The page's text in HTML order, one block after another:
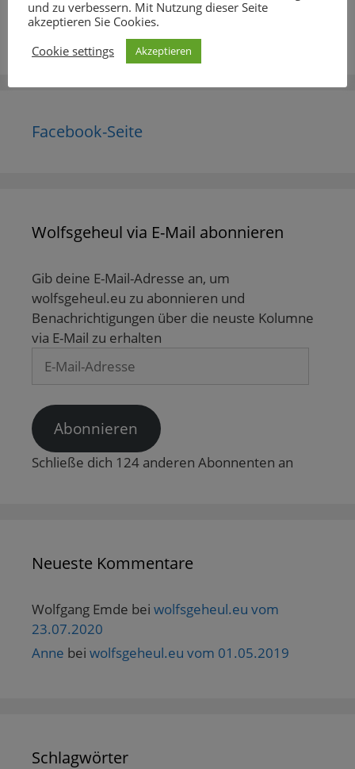
Suche
nach:
Facebook-Seite
Wolfsgeheul via E-Mail abonnieren
Gib deine E-Mail-Adresse an, um
wolfsgeheul.eu zu abonnieren und
Benachrichtigungen über die neuste Kolumne
via E-Mail zu erhalten
Mail-
Abonnieren
Schließe dich 124 anderen Abonnenten an
Neueste Kommentare
Wolfgang Emde bei wolfsgeheul.eu vom
23.07.2020
Anne bei wolfsgeheul.eu vom 01.05.2019
Schlagwörter
und zu verbessern. Mit Nutzung dieser Seite
akzeptieren Sie Cookies.
Cookie settings
Akzeptieren